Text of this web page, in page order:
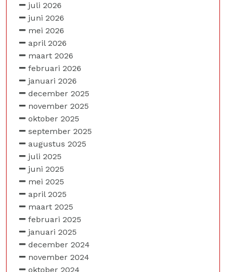
juli 2026
juni 2026
mei 2026
april 2026
maart 2026
februari 2026
januari 2026
december 2025
november 2025
oktober 2025
september 2025
augustus 2025
juli 2025
juni 2025
mei 2025
april 2025
maart 2025
februari 2025
januari 2025
december 2024
november 2024
oktober 2024